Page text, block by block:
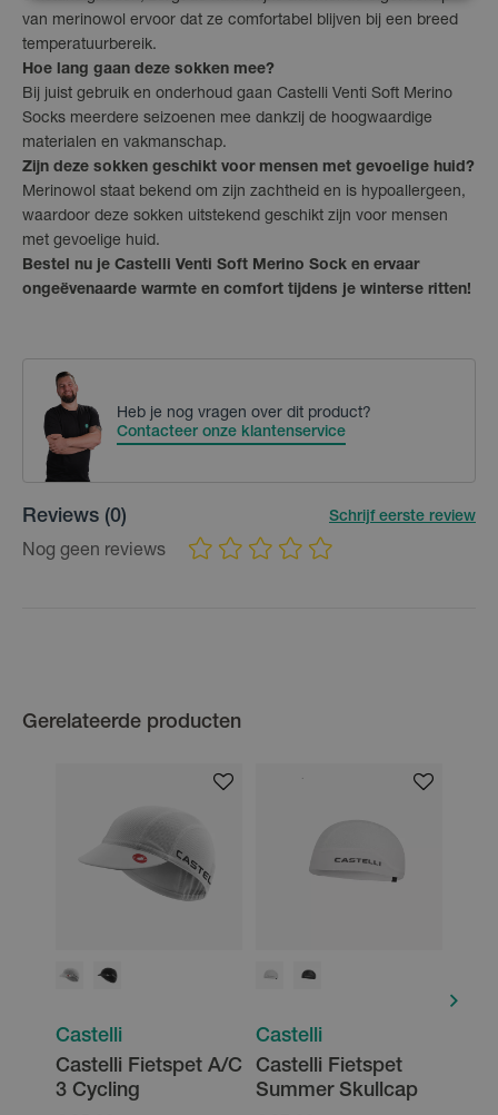
van merinowol ervoor dat ze comfortabel blijven bij een breed
temperatuurbereik.
Hoe lang gaan deze sokken mee?
Bij juist gebruik en onderhoud gaan Castelli Venti Soft Merino
Socks meerdere seizoenen mee dankzij de hoogwaardige
materialen en vakmanschap.
Zijn deze sokken geschikt voor mensen met gevoelige huid?
Merinowol staat bekend om zijn zachtheid en is hypoallergeen,
waardoor deze sokken uitstekend geschikt zijn voor mensen
met gevoelige huid.
Bestel nu je Castelli Venti Soft Merino Sock en ervaar
ongeëvenaarde warmte en comfort tijdens je winterse ritten!
Heb je nog vragen over dit product?
Contacteer onze klantenservice
Reviews (0) Schrijf eerste review
Nog geen reviews
Gerelateerde producten
Castelli
Castelli Fietspet A/C
3 Cycling
Castelli
Castelli Fietspet
Summer Skullcap